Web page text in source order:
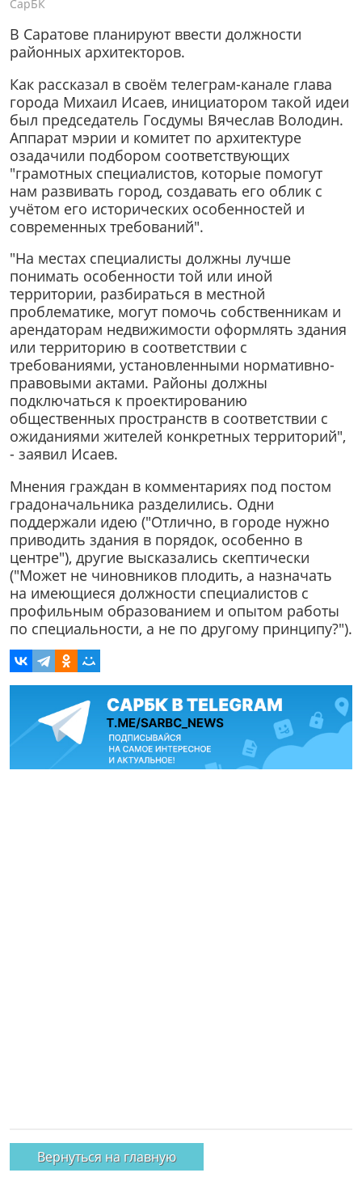
СарБК
В Саратове планируют ввести должности
районных архитекторов.
Как рассказал в своём телеграм-канале глава
города Михаил Исаев, инициатором такой идеи
был председатель Госдумы Вячеслав Володин.
Аппарат мэрии и комитет по архитектуре
озадачили подбором соответствующих
"грамотных специалистов, которые помогут
нам развивать город, создавать его облик с
учётом его исторических особенностей и
современных требований".
"На местах специалисты должны лучше
понимать особенности той или иной
территории, разбираться в местной
проблематике, могут помочь собственникам и
арендаторам недвижимости оформлять здания
или территорию в соответствии с
требованиями, установленными нормативно-
правовыми актами. Районы должны
подключаться к проектированию
общественных пространств в соответствии с
ожиданиями жителей конкретных территорий",
- заявил Исаев.
Мнения граждан в комментариях под постом
градоначальника разделились. Одни
поддержали идею ("Отлично, в городе нужно
приводить здания в порядок, особенно в
центре"), другие высказались скептически
("Может не чиновников плодить, а назначать
на имеющиеся должности специалистов с
профильным образованием и опытом работы
по специальности, а не по другому принципу?").
Вернуться на главную